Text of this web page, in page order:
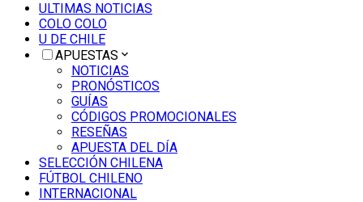
ULTIMAS NOTICIAS
COLO COLO
U DE CHILE
APUESTAS
NOTICIAS
PRONÓSTICOS
GUÍAS
CÓDIGOS PROMOCIONALES
RESEÑAS
APUESTA DEL DÍA
SELECCIÓN CHILENA
FÚTBOL CHILENO
INTERNACIONAL